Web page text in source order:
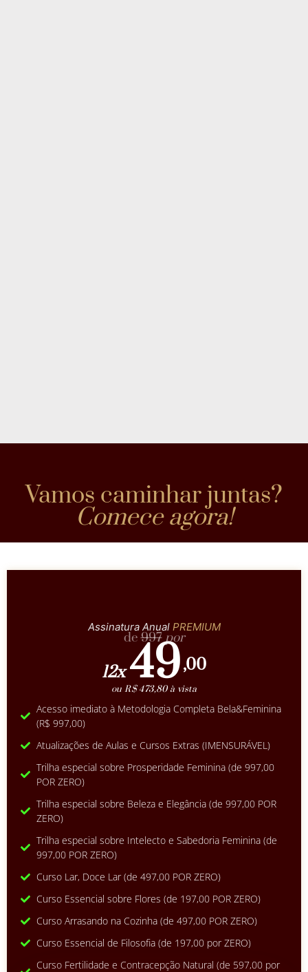
Vamos caminhar juntas?
Comece agora!
Assinatura Anual PREMIUM
de997por
12x 49,00
ou R$ 473,80 à vista
Acesso imediato à Metodologia Completa Bela&Feminina
(R$ 997,00)
Atualizações de Aulas e Cursos Extras (IMENSURÁVEL)
Trilha especial sobre Prosperidade Feminina (de 997,00
POR ZERO)
Trilha especial sobre Beleza e Elegância (de 997,00 POR
ZERO)
Trilha especial sobre Intelecto e Sabedoria Feminina (de
997,00 POR ZERO)
Curso Lar, Doce Lar (de 497,00 POR ZERO)
Curso Essencial sobre Flores (de 197,00 POR ZERO)
Curso Arrasando na Cozinha (de 497,00 POR ZERO)
Curso Essencial de Filosofia (de 197,00 por ZERO)
Curso Fertilidade e Contracepção Natural (de 597,00 por